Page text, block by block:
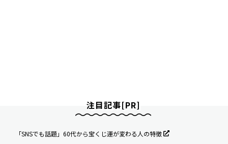
注目記事[PR]
「SNSでも話題」60代から宝くじ運が変わる人の特徴